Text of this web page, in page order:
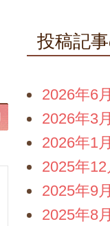
投稿記
2026年6
2026年3
2026年1
2025年12
2025年9
2025年8